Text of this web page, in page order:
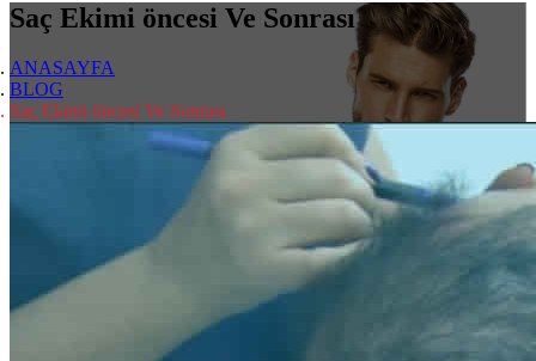
Saç Ekimi öncesi Ve Sonrası
ANASAYFA
BLOG
Saç Ekimi öncesi Ve Sonrası